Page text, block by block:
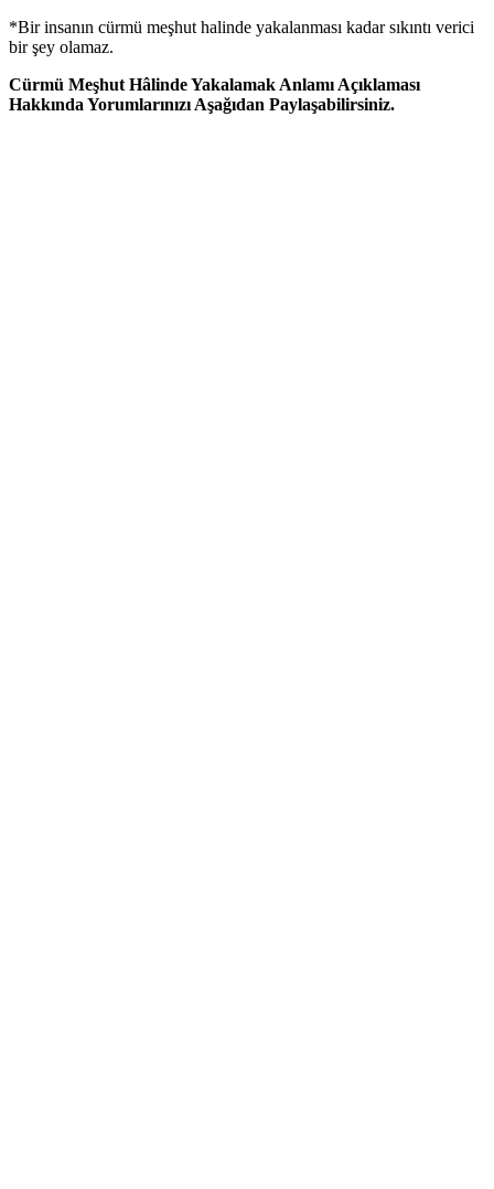
*Bir insanın cürmü meşhut halinde yakalanması kadar sıkıntı verici
bir şey olamaz.
Cürmü Meşhut Hâlinde Yakalamak Anlamı Açıklaması
Hakkında Yorumlarınızı Aşağıdan Paylaşabilirsiniz.